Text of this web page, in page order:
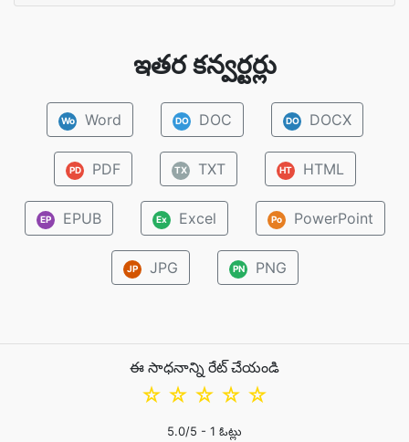
ఇతర కన్వర్టర్లు
Wo Word DO DOC DO DOCX
PD PDF TX TXT HT HTML
EP EPUB Ex Excel Po PowerPoint
JP JPG PN PNG
ఈ సాధనాన్ని రేట్ చేయండి
☆
☆
☆
☆
☆
5.0/5 - 1 ఓట్లు